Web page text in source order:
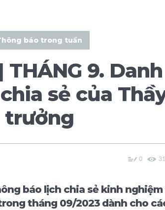
báo trong tuần
THÁNG 9.
sẻ của
trưởng
0
báo lịch chia sẻ kinh
tháng 09/2023 dành cho